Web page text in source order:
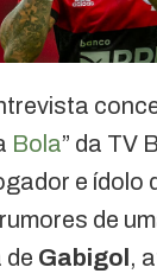
Bola” da TV
e ídolo
de
de Gabigol,